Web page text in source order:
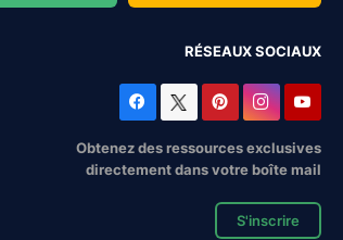
RÉSEAUX SOCIAUX
Obtenez des ressources exclusives
directement dans votre boîte mail
S'inscrire